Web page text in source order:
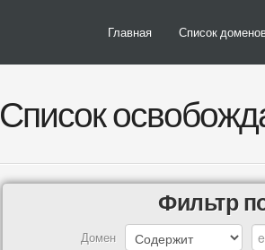
Главная Список
Список
Фильтр
Домен